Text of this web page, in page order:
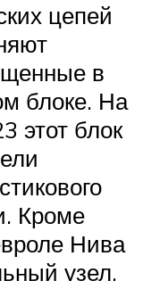
цепей
в
блоке. На
этот блок
Кроме
Нива
узел,